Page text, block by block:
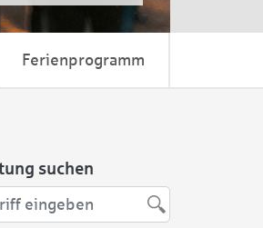
Ferienprogramm
suchen